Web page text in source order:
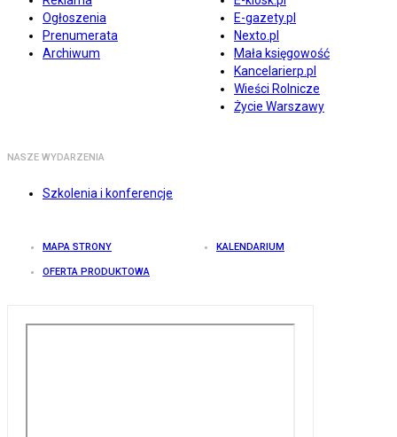
Ogłoszenia
Prenumerata
Archiwum
E-gazety.pl
Nexto.pl
Mała księgowość
Kancelarierp.pl
Wieści Rolnicze
Życie Warszawy
NASZE WYDARZENIA
Szkolenia i konferencje
MAPA STRONY KALENDARIUM
OFERTA PRODUKTOWA